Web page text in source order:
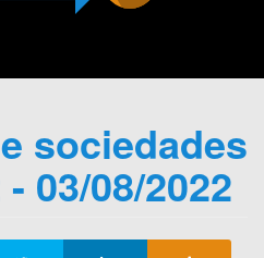
sociedades
03/08/2022